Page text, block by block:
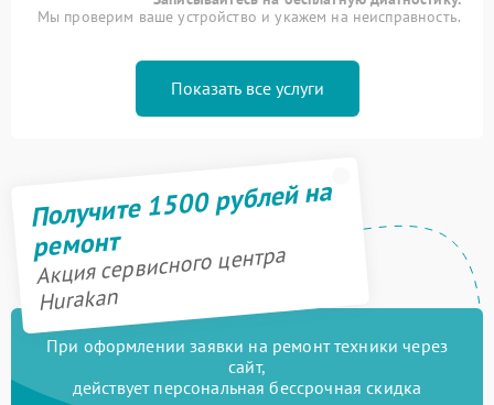
Мы проверим ваше устройство и укажем на неисправность.
Показать все услуги
Получите 1500 рублей на
ремонт
Акция сервисного центра
Hurakan
При оформлении заявки на ремонт техники через
сайт,
действует персональная бессрочная скидка